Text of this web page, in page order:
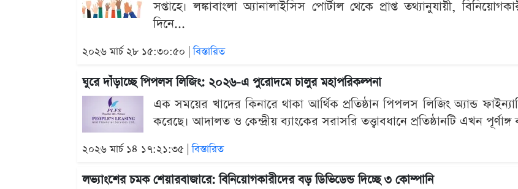
সপ্তাহে। লঙ্কাবাংলা অ্যানালাইসিস পোর্টাল থেকে প্রাপ্ত তথ্যানুযায়ী,
দিনে...
২০২৬ মার্চ ২৮ ১৫:৩০:৫০ |বিস্তারিত
ঘুরে দাঁড়াচ্ছে পিপলস লিজিং: ২০২৬-এ পুরোদমে চালুর মহাপরিকল্পনা
এক সময়ের খাদের কিনারে থাকা আর্থিক প্রতিষ্ঠান পিপলস লিজিং অ্যান্ড
করেছে। আদালত ও কেন্দ্রীয় ব্যাংকের সরাসরি তত্ত্বাবধানে প্রতিষ্ঠানটি এখন পূর্ণাঙ্গ
২০২৬ মার্চ ১৪ ১৭:২১:৩৫ |বিস্তারিত
লভ্যাংশের চমক শেয়ারবাজারে: বিনিয়োগকারীদের বড় ডিভিডেন্ড দিচ্ছে ৩ কোম্পানি